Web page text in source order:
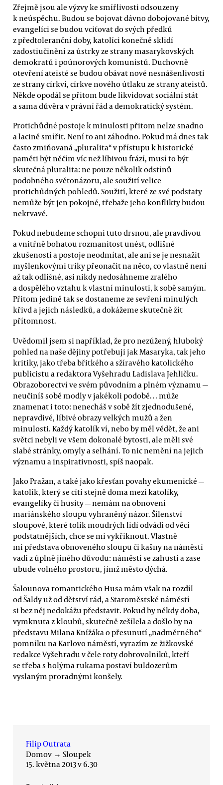
Zřejmě jsou ale výzvy ke smířlivosti odsouzeny
k neúspěchu. Budou se bojovat dávno dobojované bitvy,
evangelíci se budou vciťovat do svých předků
z předtoleranční doby, katolíci konečně sklidí
zadostiučinění za ústrky ze strany masarykovských
demokratů i poúnorových komunistů. Duchovně
otevření ateisté se budou obávat nové nesnášenlivosti
ze strany církví, církve nového útlaku ze strany ateistů.
Někde opodál se přitom bude likvidovat sociální stát
a sama důvěra v právní řád a demokratický systém.
Protichůdné postoje k minulosti přitom nelze snadno
a lacině smířit. Není to ani záhodno. Pokud má dnes tak
často zmiňovaná „pluralita“ v přístupu k historické
paměti být něčím víc než líbivou frází, musí to být
skutečná pluralita: ne pouze několik odstínů
podobného světonázoru, ale soužití velice
protichůdných pohledů. Soužití, které ze své podstaty
nemůže být jen pokojné, třebaže jeho konflikty budou
nekrvavé.
Pokud nebudeme schopni tuto drsnou, ale pravdivou
a vnitřně bohatou rozmanitost unést, odlišné
zkušenosti a postoje neodmítat, ale ani se je nesnažit
myšlenkovými triky přeonačit na něco, co vlastně není
až tak odlišné, asi nikdy nedosáhneme zralého
a dospělého vztahu k vlastní minulosti, k sobě samým.
Přitom jedině tak se dostaneme ze sevření minulých
křivd a jejich následků, a dokážeme skutečně žít
přítomnost.
Uvědomil jsem si například, že pro nezúžený, hluboký
pohled na naše dějiny potřebuji jak Masaryka, tak jeho
kritiky, jako třeba břitkého a sžíravého katolického
publicistu a redaktora Vyšehradu Ladislava Jehličku.
Obrazoborectví ve svém původním a plném významu —
neučiníš sobě modly v jakékoli podobě… může
znamenat i toto: nenecháš v sobě žít zjednodušené,
nepravdivé, líbivé obrazy velkých mužů a žen
minulosti. Každý katolík ví, nebo by měl vědět, že ani
světci nebyli ve všem dokonalé bytosti, ale měli své
slabé stránky, omyly a selhání. To nic nemění na jejich
významu a inspirativnosti, spíš naopak.
Jako Pražan, a také jako křesťan povahy ekumenické —
katolík, který se cítí stejně doma mezi katolíky,
evangelíky či husity — nemám na obnovení
mariánského sloupu vyhraněný názor. Šílenství
sloupové, které tolik moudrých lidí odvádí od věcí
podstatnějších, chce se mi vykřiknout. Vlastně
mi představa obnoveného sloupu či kašny na náměstí
vadí z úplně jiného důvodu: náměstí se zahustí a zase
ubude volného prostoru, jímž město dýchá.
Šalounova romantického Husa mám však na rozdíl
od Šaldy už od dětství rád, a Staroměstské náměstí
si bez něj nedokážu představit. Pokud by někdy doba,
vymknuta z kloubů, skutečně zešílela a došlo by na
představu Milana Knížáka o přesunutí „nadměrného“
pomníku na Karlovo náměstí, vyrazím ze žižkovské
redakce Vyšehradu v čele roty dobrovolníků, kteří
se třeba s holýma rukama postaví buldozerům
vyslaným proradnými konšely.
Filip Outrata
Domov → Sloupek
15. května 2013 v 6.30